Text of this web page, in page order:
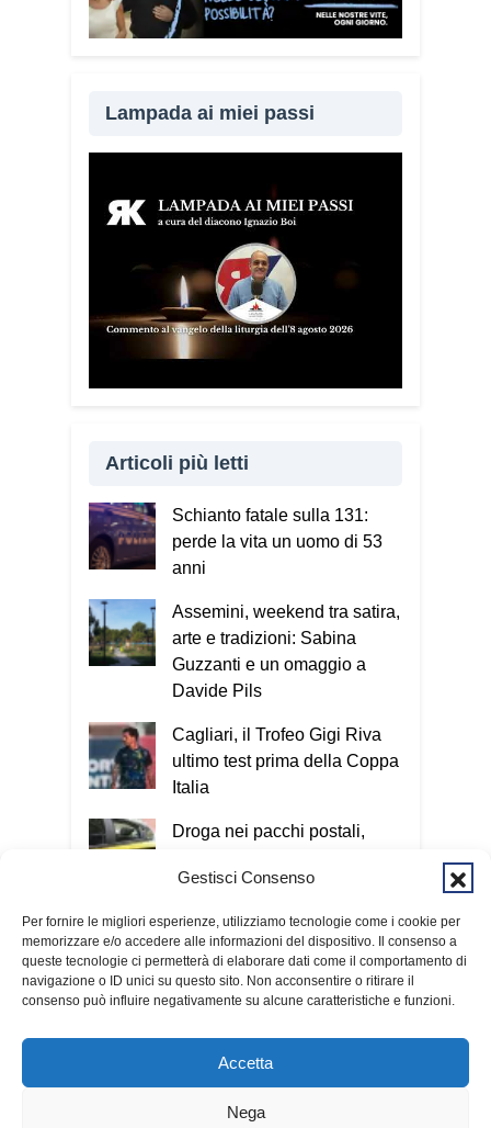
Gestisci Consenso
Per fornire le migliori esperienze, utilizziamo tecnologie come i cookie per
memorizzare e/o accedere alle informazioni del dispositivo. Il consenso a
queste tecnologie ci permetterà di elaborare dati come il comportamento di
navigazione o ID unici su questo sito. Non acconsentire o ritirare il
consenso può influire negativamente su alcune caratteristiche e funzioni.
Accetta
Nega
Lampada ai miei passi
Articoli più letti
Schianto fatale sulla 131:
perde la vita un uomo di 53
anni
Assemini, weekend tra satira,
arte e tradizioni: Sabina
Guzzanti e un omaggio a
Davide Pils
Cagliari, il Trofeo Gigi Riva
ultimo test prima della Coppa
Italia
Droga nei pacchi postali,
San Giovanni Suergiu
Tre voli cancellati in una
mattina: ancora disagi sulla
rotta Cagliari-Roma
© 2026 Fondazione Kalaritana Media